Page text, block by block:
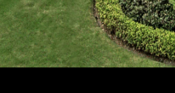
地产发展新模式，完善商品房开发、
将重点关注这三个方面
一、
胡舍台湾私房牛肉面
（外卖或线下取餐）